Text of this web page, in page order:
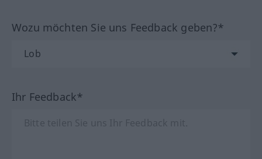
Wozu möchten Sie uns Feedback geben?*
Ihr Feedback*